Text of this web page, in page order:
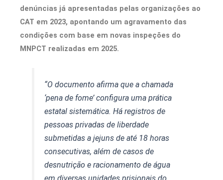
denúncias já apresentadas pelas organizações ao
CAT em 2023, apontando um agravamento das
condições com base em novas inspeções do
MNPCT realizadas em 2025.
“O documento afirma que a chamada
‘pena de fome’ configura uma prática
estatal sistemática. Há registros de
pessoas privadas de liberdade
submetidas a jejuns de até 18 horas
consecutivas, além de casos de
desnutrição e racionamento de água